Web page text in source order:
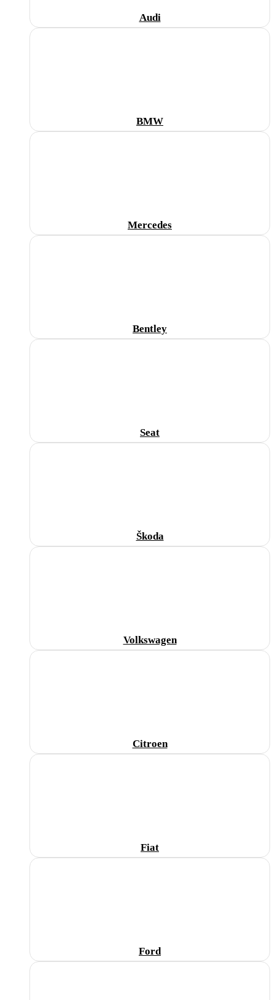
Audi
BMW
Mercedes
Bentley
Seat
Škoda
Volkswagen
Citroen
Fiat
Ford